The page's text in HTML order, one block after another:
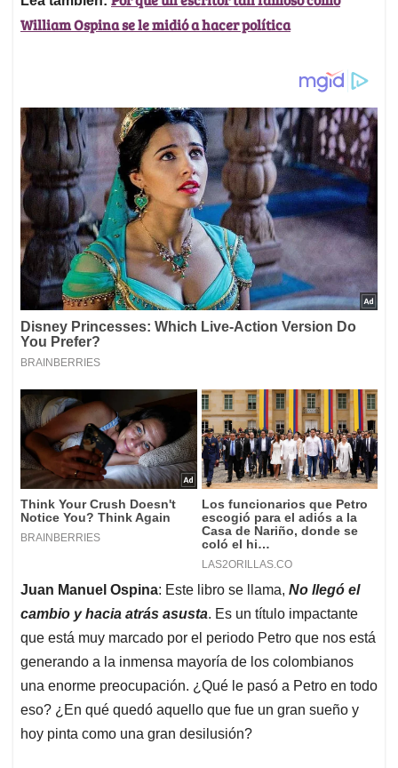
William Ospina se le midió a hacer política
Juan Manuel Ospina: Este libro se llama, No llegó el
cambio y hacia atrás asusta. Es un título impactante
que está muy marcado por el periodo Petro que nos está
generando a la inmensa mayoría de los colombianos
una enorme preocupación. ¿Qué le pasó a Petro en todo
eso? ¿En qué quedó aquello que fue un gran sueño y
hoy pinta como una gran desilusión?